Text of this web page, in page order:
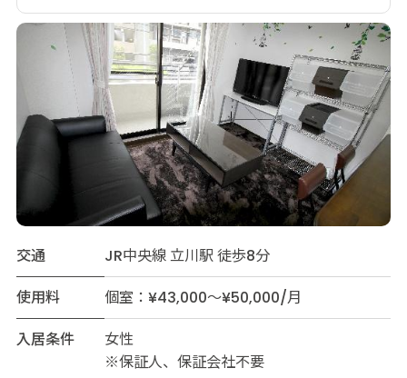
交通
JR中央線 立川駅 徒歩8分
使用料
個室：¥43,000～¥50,000/月
入居条件
女性
※保証人、保証会社不要